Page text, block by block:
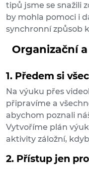
tipů jsme se snažili
by mohla pomoci i
synchronní způsob
Organizační
1. Předem si
Na výuku přes
připravíme a
abychom poznali
Vytvoříme plán
aktivity záložní,
2. Přístup jen